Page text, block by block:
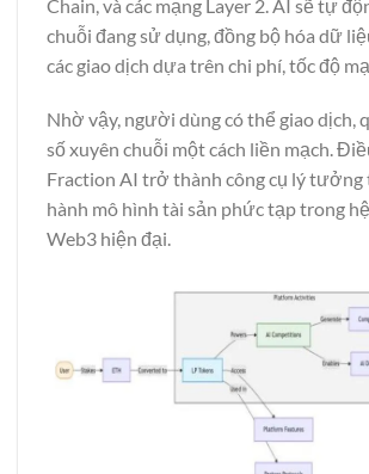
Chain, và các mạng Layer 2. AI sẽ tự
chuỗi đang sử dụng, đồng bộ hóa dữ
các giao dịch dựa trên chi phí, tốc độ
Nhờ vậy, người dùng có thể giao dịch,
số xuyên chuỗi một cách liền mạch.
Fraction AI trở thành công cụ lý tưởng
hành mô hình tài sản phức tạp trong
Web3 hiện đại.